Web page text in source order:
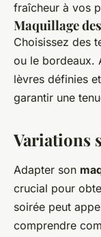
fraîcheur à vos
Maquillage
Choisissez des
ou le bordeaux.
lèvres définies
garantir une
Variations
Adapter son
crucial pour
soirée peut
comprendre